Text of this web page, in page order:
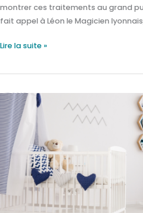
montrer ces traitements au grand
fait appel à Léon le Magicien
Lire la suite »
Quel
danger
punaises
de
lit
représentent-
elles
pour
vos